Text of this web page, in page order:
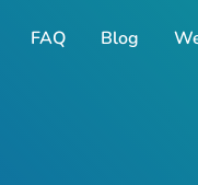
FAQ Blog